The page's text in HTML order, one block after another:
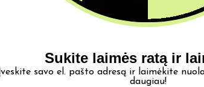
Sukite laimės ratą ir
Įveskite savo el. pašto adresą ir laimėkite
daugiau!